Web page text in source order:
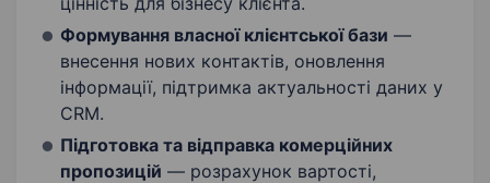
Формування власної клієнтської бази —
внесення нових контактів, оновлення
інформації, підтримка актуальності даних у
CRM.
Підготовка та відправка комерційних
пропозицій — розрахунок вартості,